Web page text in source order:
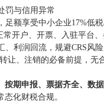
罚与信用异常
足额享受中小企业17%低
开户、开票、入驻平台
、利润回流，规避CRS风险
让、注销的必备前提，无
按期申报、票据齐全、数
化财税合规。